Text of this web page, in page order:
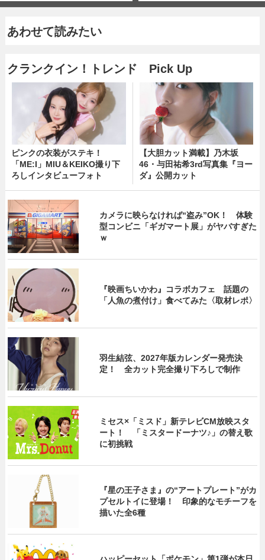
あわせて読みたい
クランクイン！トレンド Pick Up
ピンクの衣装がステキ！
「ME:I」MIU＆KEIKO撮り下
ろしインタビューフォト
【大胆カット満載】乃木坂
46・与田祐希3rd写真集『ヨー
ダ』公開カット
カメラに映らなければ“盗み”OK！ 体験
型コンビニ「ギガマート展」がヤバすぎた
ｗ
『映画ちいかわ』コラボカフェ 話題の
「人魚の煮付け」食べてみた〈取材レポ〉
羽生結弦、2027年版カレンダー発売決
定！ 全カット完全撮り下ろしで制作
ミセス×「ミスド」新テレビCM放映スタ
ート！ 「ミスタードーナツ♪」の替え歌
に初挑戦
『星の王子さま』の“アートプレート”がカ
プセルトイに登場！ 印象的なモチーフを
描いた全6種